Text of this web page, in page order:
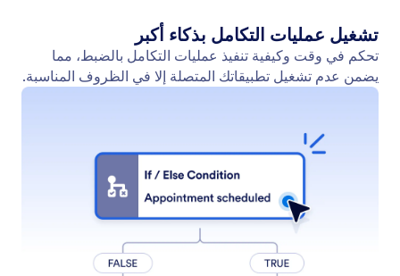
البدء بأتمتة عمليات التكامل